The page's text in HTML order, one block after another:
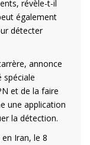
révèle-t-il
également
détecter
annonce
spéciale
et de la faire
une application
la détection.
Iran, le 8